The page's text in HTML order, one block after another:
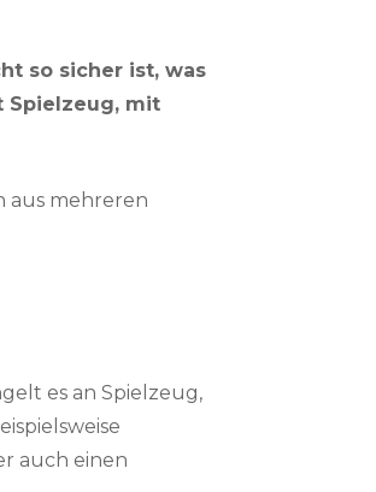
so sicher ist, was
Spielzeug, mit
aus mehreren
es an Spielzeug,
auch einen